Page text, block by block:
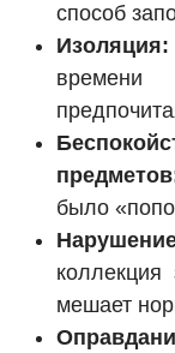
способ
Изоляция:
было
коллекция
мешает